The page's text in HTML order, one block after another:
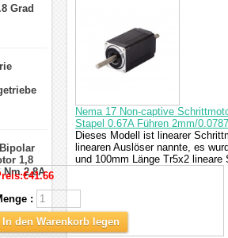
Grad
3.5V 4
1,8
Nm 2,8A
Nema 17 Non-captive
Stapel 0.67A Führen 2mm/
Dieses Modell ist linearer
linearen Auslöser nannte, es
und 100mm Länge Tr5x2 lineare
€41.66
:
In den Warenkorb legen